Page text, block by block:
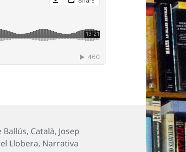
Ballús, Català, Josep
Llobera, Narrativa